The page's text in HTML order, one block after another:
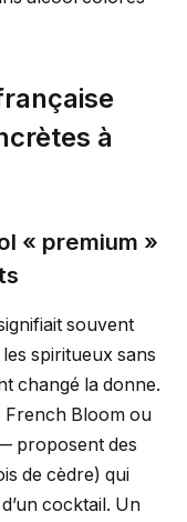
à
« premium »
souvent
spiritueux sans
changé la donne.
French Bloom ou
proposent des
de cèdre) qui
cocktail. Un